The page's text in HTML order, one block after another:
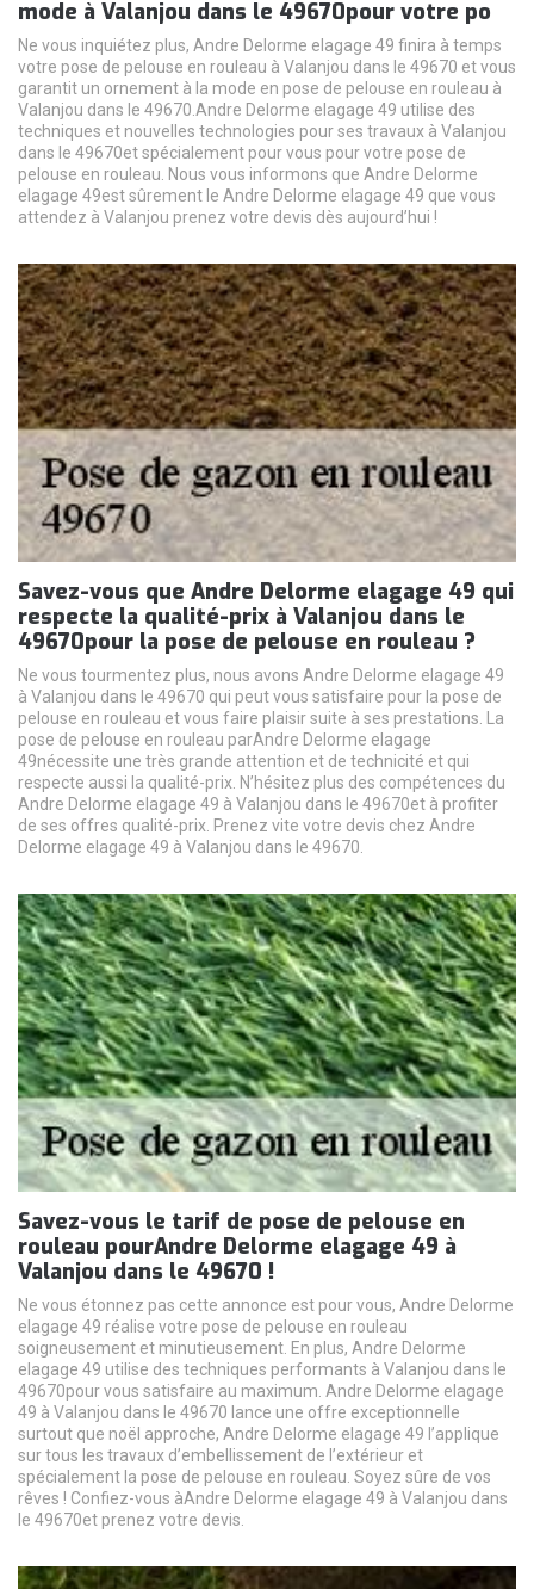
mode à Valanjou dans le 49670pour votre po
Ne vous inquiétez plus, Andre Delorme elagage 49 finira à temps
votre pose de pelouse en rouleau à Valanjou dans le 49670 et vous
garantit un ornement à la mode en pose de pelouse en rouleau à
Valanjou dans le 49670.Andre Delorme elagage 49 utilise des
techniques et nouvelles technologies pour ses travaux à Valanjou
dans le 49670et spécialement pour vous pour votre pose de
pelouse en rouleau. Nous vous informons que Andre Delorme
elagage 49est sûrement le Andre Delorme elagage 49 que vous
attendez à Valanjou prenez votre devis dès aujourd’hui !
Savez-vous que Andre Delorme elagage 49 qui
respecte la qualité-prix à Valanjou dans le
49670pour la pose de pelouse en rouleau ?
Ne vous tourmentez plus, nous avons Andre Delorme elagage 49
à Valanjou dans le 49670 qui peut vous satisfaire pour la pose de
pelouse en rouleau et vous faire plaisir suite à ses prestations. La
pose de pelouse en rouleau parAndre Delorme elagage
49nécessite une très grande attention et de technicité et qui
respecte aussi la qualité-prix. N’hésitez plus des compétences du
Andre Delorme elagage 49 à Valanjou dans le 49670et à profiter
de ses offres qualité-prix. Prenez vite votre devis chez Andre
Delorme elagage 49 à Valanjou dans le 49670.
Savez-vous le tarif de pose de pelouse en
rouleau pourAndre Delorme elagage 49 à
Valanjou dans le 49670 !
Ne vous étonnez pas cette annonce est pour vous, Andre Delorme
elagage 49 réalise votre pose de pelouse en rouleau
soigneusement et minutieusement. En plus, Andre Delorme
elagage 49 utilise des techniques performants à Valanjou dans le
49670pour vous satisfaire au maximum. Andre Delorme elagage
49 à Valanjou dans le 49670 lance une offre exceptionnelle
surtout que noël approche, Andre Delorme elagage 49 l’applique
sur tous les travaux d’embellissement de l’extérieur et
spécialement la pose de pelouse en rouleau. Soyez sûre de vos
rêves ! Confiez-vous àAndre Delorme elagage 49 à Valanjou dans
le 49670et prenez votre devis.